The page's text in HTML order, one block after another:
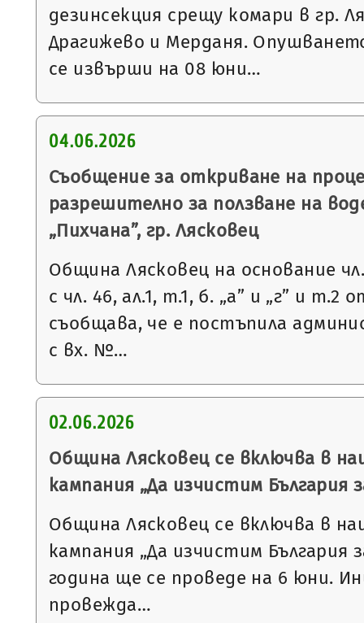
дезинсекция срещу комари в гр.
Драгижево и Мерданя.
се извърши на 08 юни…
04.06.2026
Съобщение за откриване на
разрешително за ползване на
„Пихчана”, гр. Лясковец
Община Лясковец на основание
с чл. 46, ал.1, т.1, б. „а” и „г” и т.2
съобщава, че е постъпила
с вх. №…
02.06.2026
Община Лясковец се включва в
кампания „Да изчистим България
Община Лясковец се включва в
кампания „Да изчистим България
година ще се проведе на 6 юни.
провежда…